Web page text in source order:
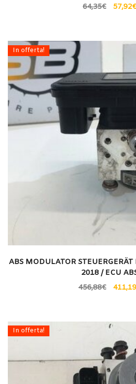
64,35€ 57,92€
In offerta!
ABS MODULATOR
2018 / ECU
456,88€ 411,19
In offerta!